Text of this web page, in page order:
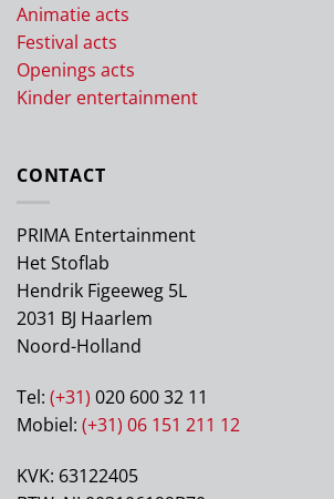
Animatie acts
Festival acts
Openings acts
Kinder entertainment
CONTACT
PRIMA Entertainment
Het Stoflab
Hendrik Figeeweg 5L
2031 BJ Haarlem
Noord-Holland
Tel: (+31) 020 600 32 11
Mobiel: (+31) 06 151 211 12
KVK: 63122405